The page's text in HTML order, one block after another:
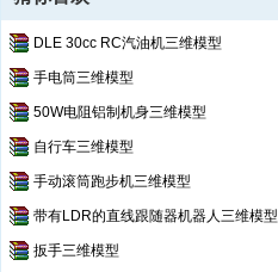
DLE 30cc RC汽油机三维模型
手电筒三维模型
50W电阻铝制机身三维模型
自行车三维模型
手动滚筒跑步机三维模型
带有LDR的直线跟随器机器人三维模型
扳手三维模型